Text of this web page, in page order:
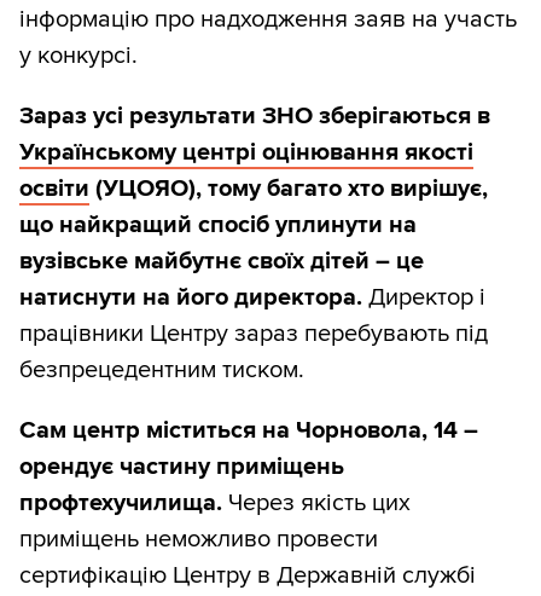
інформацію про надходження заяв на участь
у конкурсі.
Зараз усі результати ЗНО зберігаються в
Українському центрі оцінювання якості
освіти (УЦОЯО), тому багато хто вирішує,
що найкращий спосіб уплинути на
вузівське майбутнє своїх дітей – це
натиснути на його директора. Директор і
працівники Центру зараз перебувають під
безпрецедентним тиском.
Сам центр міститься на Чорновола, 14 –
орендує частину приміщень
профтехучилища. Через якість цих
приміщень неможливо провести
сертифікацію Центру в Державній службі